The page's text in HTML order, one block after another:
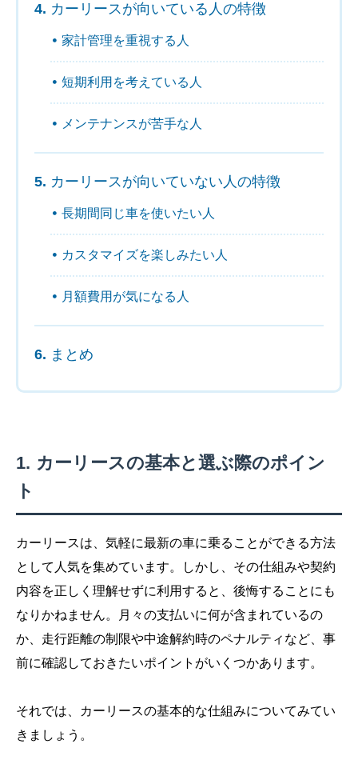
カーリースが向いている人の特徴
家計管理を重視する人
短期利用を考えている人
メンテナンスが苦手な人
カーリースが向いていない人の特徴
長期間同じ車を使いたい人
カスタマイズを楽しみたい人
月額費用が気になる人
まとめ
カーリースの基本と選ぶ際のポイン
ト
カーリースは、気軽に最新の車に乗ることができる方法
として人気を集めています。しかし、その仕組みや契約
内容を正しく理解せずに利用すると、後悔することにも
なりかねません。月々の支払いに何が含まれているの
か、走行距離の制限や中途解約時のペナルティなど、事
前に確認しておきたいポイントがいくつかあります。
それでは、カーリースの基本的な仕組みについてみてい
きましょう。